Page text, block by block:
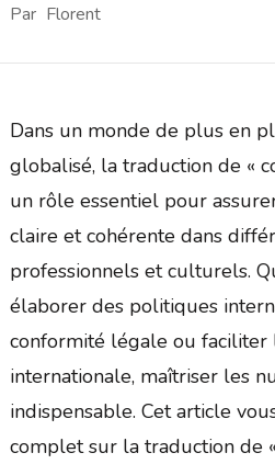
Par Florent
Dans un monde de plus en
globalisé, la traduction de «
un rôle essentiel pour
claire et cohérente dans
professionnels et culturels.
élaborer des politiques
conformité légale ou faciliter
internationale, maîtriser les
indispensable. Cet article
complet sur la traduction de